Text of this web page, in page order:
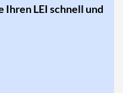
Ihren LEI schnell und